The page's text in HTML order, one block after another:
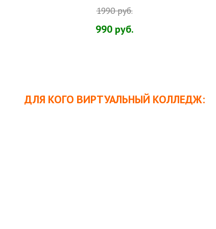
1990 руб.
990 руб.
ДЛЯ КОГО ВИРТУАЛЬНЫЙ КОЛЛЕДЖ: